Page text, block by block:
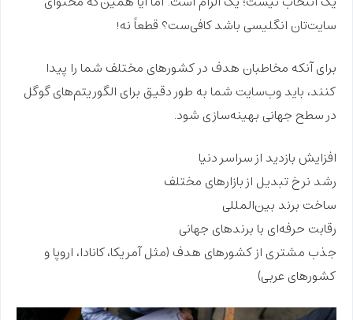
سایت‌تان انگلیسی باشد کافی‌ست؟ قطعاً نه!
برای آنکه مخاطبان هدف در کشورهای مختلف شما را پیدا
کنند، باید وب‌سایت شما به طور دقیق برای الگوریتم‌های گوگل
در سطح جهانی بهینه‌سازی شود.
افزایش بازدید از سراسر دنیا
رشد نرخ تبدیل از بازارهای مختلف
ساخت برند بین‌المللی
رقابت حرفه‌ای با برندهای جهانی
جذب مشتری از کشورهای هدف (مثل آمریکا، کانادا، اروپا و
کشورهای عربی)